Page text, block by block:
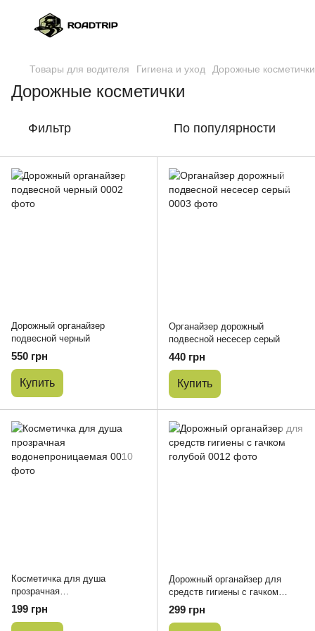
Товары для водителя Гигиена и уход Дорожные косметички
Дорожные косметички
Фильтр По популярности
Дорожный органайзер
подвесной черный
550 грн
Купить
Органайзер дорожный
подвесной несесер серый
440 грн
Купить
Косметичка для душа
прозрачная
водонепроницаемая
199 грн
Дорожный органайзер для
средств гигиены с гачком
голубой
299 грн